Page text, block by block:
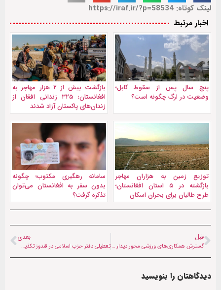
لینک کوتاه: https://iraf.ir/?p=58534
اخبار مرتبط
پنج سال پس از سقوط کابل؛
وضعیت در ارگ چگونه است؟
بازگشت بیش از ۲ هزار مهاجر به
افغانستان؛ ۳۲۵ زندانی افغان از
زندان‌های پاکستان آزاد شدند
توزیع زمین به هزاران مهاجر
بازگشته در ۵ استان افغانستان؛
طرح طالبان برای بحران اسکان
سامانه رهگیری مکتوب؛ چگونه
بدون سفر به افغانستان می‌توان
تذکره گرفت؟
قبل
گسترش همکاری‌های ورزشی محور دیدار سفیر روسیه و رئیس ورزش طالبان
بعدی
تعطیلی دفتر حزب اسلامی در قندوز تکذیب شد
دیدگاهتان را بنویسید